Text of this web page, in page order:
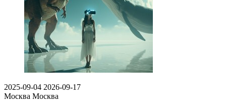
2025-09-04 2026-09-17
Москва Москва